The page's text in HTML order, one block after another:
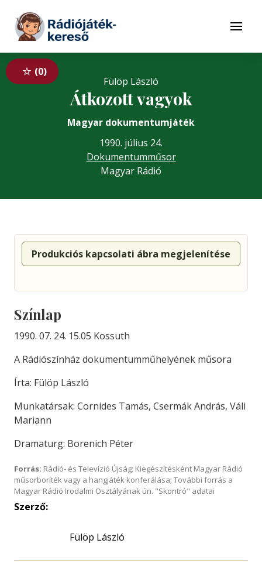
Tovább a tartalomhoz
Menü
0
Fülöp László
Átkozott vagyok
Magyar dokumentumjáték
1990. július 24.
Dokumentumműsor
Magyar Rádió
Produkciós kapcsolati ábra megjelenítése
Színlap
1990. 07. 24. 15.05 Kossuth
A Rádiószínház dokumentumműhelyének műsora
Írta: Fülöp László
Munkatársak: Cornides Tamás, Csermák András, Váli
Mariann
Dramaturg: Borenich Péter
Forrás: Rádió- és Televízió Újság; Kiegészítésként Magyar Rádió
műsorboríték vagy a hangjáték konferálása; További forrás a
Magyar Rádió Irodalmi Osztályának ún. "Skontró" adatai
Szerző:
Fülöp László